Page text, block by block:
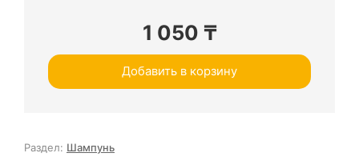
1 050 ₸
Добавить в корзину
Раздел: Шампунь